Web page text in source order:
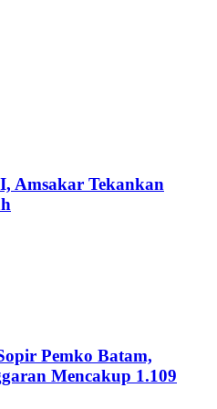
Amsakar Tekankan
Pemko Batam,
Mencakup 1.109